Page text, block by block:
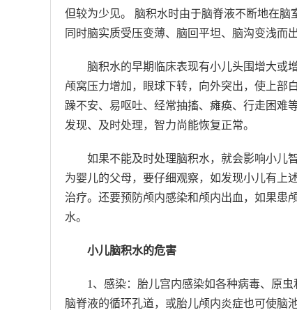
但较为少见。 脑积水时由于脑脊液不断地在脑
同时脑实质受压变薄、脑回平坦、脑沟变浅而
脑积水的早期临床表现有小儿头围增大或
颅窝压力增加，眼球下转，向外突出，使上部
躁不安、易呕吐、经常抽搐、瘫痪、行走困难
发现、及时处理，智力尚能恢复正常。
如果不能及时处理脑积水，就会影响小儿
为婴儿的父母，要仔细观察，如发现小儿有上
治疗。还要预防颅内感染和颅内出血，如果患
水。
小儿脑积水的危害
1、感染：胎儿宫内感染如各种病毒、原
脑脊液的循环孔道，或胎儿颅内炎症也可使脑